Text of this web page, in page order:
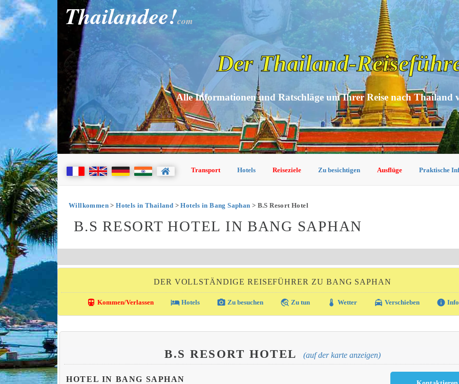
Thailandee!com
Der Thailand-
Alle Informationen und Ratschläge um Ihrer Reise nach Thailand
Transport Hotels Reiseziele Zu besichtigen Ausflüge Praktische
Willkommen>Hotels in Thailand >Hotels in Bang Saphan > B.S Resort Hotel
B.S RESORT HOTEL IN BANG SAPHAN
DER VOLLSTÄNDIGE REISEFÜHRER ZU BANG SAPHAN
directions_transit Kommen/Verlassen local_hotelHotels photo_camera Zu besuchen travel_explore Zu tun thermostat Wetter local_taxi Verschieben info Info
B.S RESORT HOTEL (auf der karte anzeigen)
HOTEL IN BANG SAPHAN